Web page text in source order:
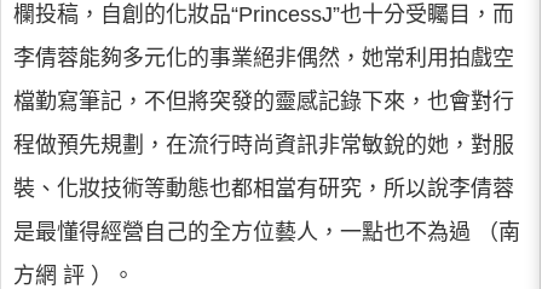
欄投稿，自創的化妝品“PrincessJ”也十分受矚目，而
李倩蓉能夠多元化的事業絕非偶然，她常利用拍戲空
檔勤寫筆記，不但將突發的靈感記錄下來，也會對行
程做預先規劃，在流行時尚資訊非常敏銳的她，對服
裝、化妝技術等動態也都相當有研究，所以說李倩蓉
是最懂得經營自己的全方位藝人，一點也不為過 （南
方網 評 ）。